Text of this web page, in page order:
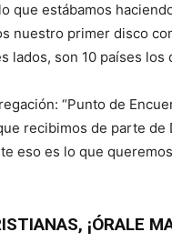
que estábamos
nuestro primer disco
lados, son 10 países los
“Punto de
recibimos de parte
eso es lo que
¡ÓRALE